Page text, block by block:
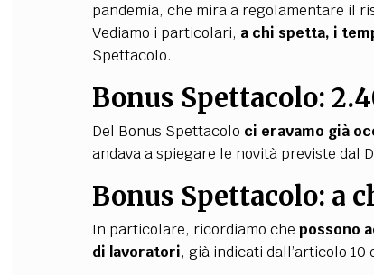
pandemia, che mira a regolamentare il
Vediamo i particolari, a chi spetta, i
Spettacolo.
Bonus Spettacolo:
Del Bonus Spettacolo ci eravamo già
andava a spiegare le novitàpreviste dal
Bonus Spettacolo: a
In particolare, ricordiamo che possono
di lavoratori, già indicati dall’articolo 10